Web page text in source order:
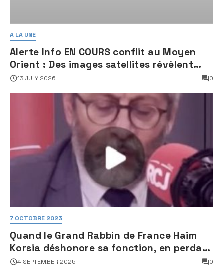
A LA UNE
Alerte Info EN COURS conflit au Moyen
Orient : Des images satellites révèlent
une activité jugée « inquiétante » sur
13 JULY 2026 0
7 OCTOBRE 2023
Quand le Grand Rabbin de France Haim
Korsia déshonore sa fonction, en perdant
son sang froid
4 SEPTEMBER 2025 0